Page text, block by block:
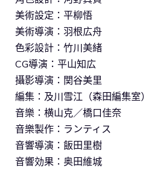
美術設定：平柳悟
美術導演：羽根広舟
色彩設計：竹川美緒
CG導演：平山知広
攝影導演：関谷美里
編集：及川雪江（森田編集室）
音樂：横山克／橋口佳奈
音樂製作：ランティス
音響導演：飯田里樹
音響効果：奥田維城